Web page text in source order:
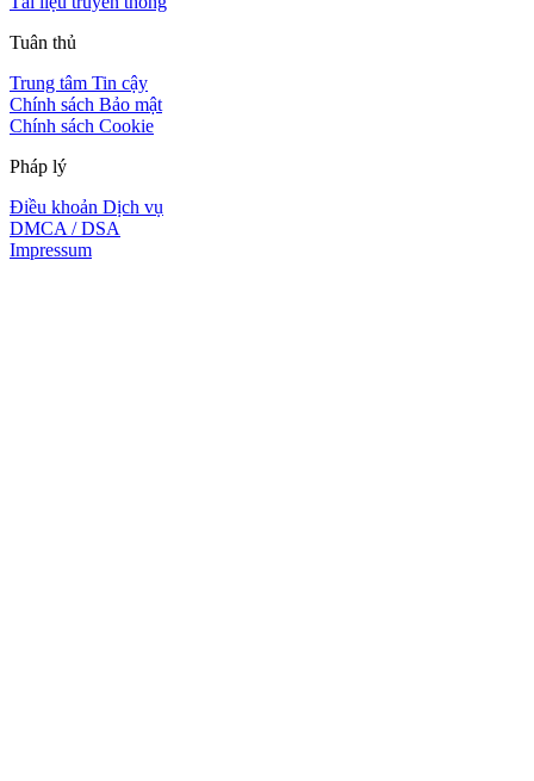
Tuân thủ
Trung tâm Tin cậy
Chính sách Bảo mật
Chính sách Cookie
Pháp lý
Điều khoản Dịch vụ
DMCA / DSA
Impressum